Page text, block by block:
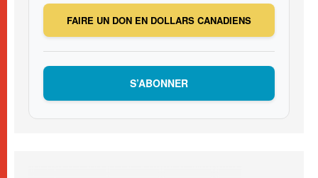
FAIRE UN DON EN DOLLARS CANADIENS
S’ABONNER